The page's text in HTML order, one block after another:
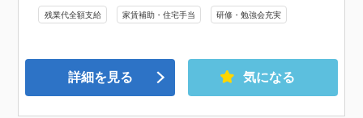
残業代全額支給 家賃補助・住宅手当 研修・勉強会充実
詳細を見る 気になる